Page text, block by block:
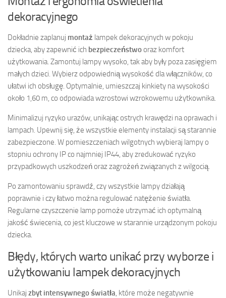
dekoracyjnego
Dokładnie zaplanuj montaż lampek dekoracyjnych w pokoju
dziecka, aby zapewnić ich bezpieczeństwooraz komfort
użytkowania. Zamontuj lampy wysoko, tak aby były poza zasięgiem
małych dzieci. Wybierz odpowiednią wysokość dla włączników, co
ułatwi ich obsługę. Optymalnie, umieszczaj kinkiety na wysokości
około 1,60 m, co odpowiada wzrostowi wzrokowemu użytkownika.
Minimalizuj ryzyko urazów, unikając ostrych krawędzi na oprawach i
lampach. Upewnij się, że wszystkie elementy instalacji są starannie
zabezpieczone. W pomieszczeniach wilgotnych wybieraj lampy o
stopniu ochrony IP co najmniej IP44, aby zredukować ryzyko
przypadkowych uszkodzeń oraz zagrożeń związanych z wilgocią.
Po zamontowaniu sprawdź, czy wszystkie lampy działają
poprawnie i czy łatwo można regulować natężenie światła.
Regularne czyszczenie lamp pomoże utrzymać ich optymalną
jakość świecenia, co jest kluczowe w starannie urządzonym pokoju
dziecka.
Błędy, których warto unikać przy wyborze i
użytkowaniu lampek dekoracyjnych
Unikaj zbyt intensywnego światła, które może negatywnie